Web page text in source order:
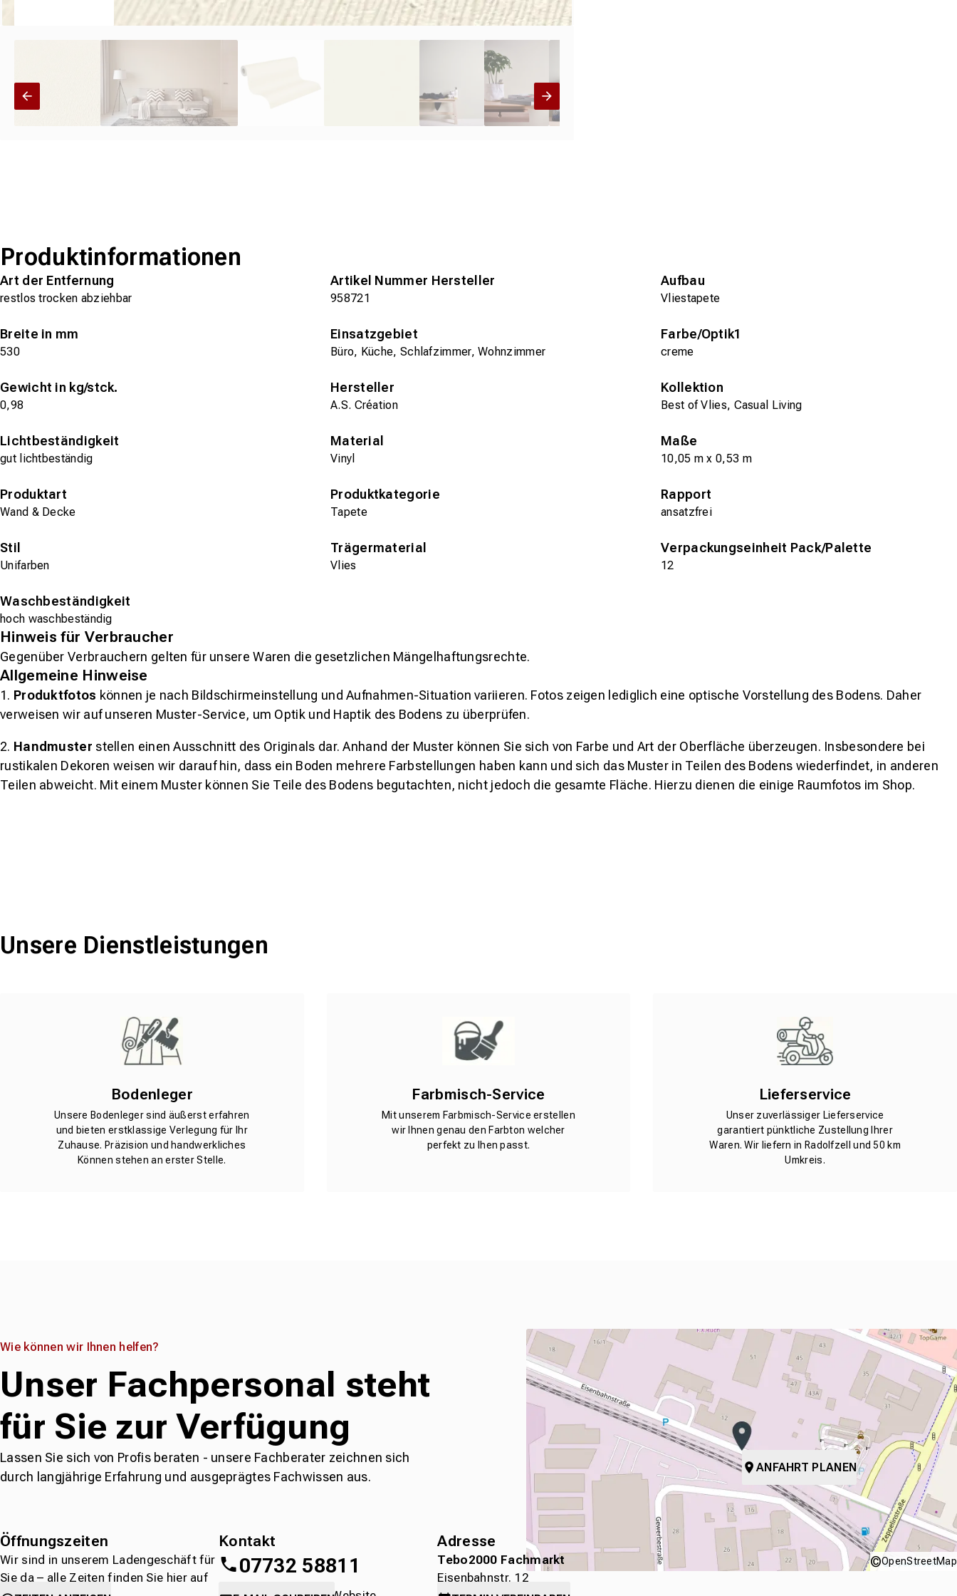
Produktinformationen
Art der Entfernung
restlos trocken abziehbar
Artikel Nummer Hersteller
958721
Aufbau
Vliestapete
Breite in mm
530
Einsatzgebiet
Büro, Küche, Schlafzimmer, Wohnzimmer
Farbe/Optik1
creme
Gewicht in kg/stck.
0,98
Hersteller
A.S. Création
Kollektion
Best of Vlies, Casual Living
Lichtbeständigkeit
gut lichtbeständig
Material
Vinyl
Maße
10,05 m x 0,53 m
Produktart
Wand & Decke
Produktkategorie
Tapete
Rapport
ansatzfrei
Stil
Unifarben
Trägermaterial
Vlies
Verpackungseinheit Pack/Palette
12
Waschbeständigkeit
hoch waschbeständig
Hinweis für Verbraucher
Gegenüber Verbrauchern gelten für unsere Waren die gesetzlichen Mängelhaftungsrechte.
Allgemeine Hinweise
1. Produktfotos können je nach Bildschirmeinstellung und Aufnahmen-Situation variieren. Fotos zeigen lediglich eine optische Vorstellung des Bodens. Daher
verweisen wir auf unseren Muster-Service, um Optik und Haptik des Bodens zu überprüfen.
2. Handmuster stellen einen Ausschnitt des Originals dar. Anhand der Muster können Sie sich von Farbe und Art der Oberfläche überzeugen. Insbesondere bei
rustikalen Dekoren weisen wir darauf hin, dass ein Boden mehrere Farbstellungen haben kann und sich das Muster in Teilen des Bodens wiederfindet, in anderen
Teilen abweicht. Mit einem Muster können Sie Teile des Bodens begutachten, nicht jedoch die gesamte Fläche. Hierzu dienen die einige Raumfotos im Shop.
Unsere Dienstleistungen
Bodenleger
Unsere Bodenleger sind äußerst erfahren
und bieten erstklassige Verlegung für Ihr
Zuhause. Präzision und handwerkliches
Können stehen an erster Stelle.
Farbmisch-Service
Mit unserem Farbmisch-Service erstellen
wir Ihnen genau den Farbton welcher
perfekt zu Ihen passt.
Lieferservice
Unser zuverlässiger Lieferservice
garantiert pünktliche Zustellung Ihrer
Waren. Wir liefern in Radolfzell und 50 km
Umkreis.
Wie können wir Ihnen helfen?
Unser Fachpersonal steht
für Sie zur Verfügung
Lassen Sie sich von Profis beraten - unsere Fachberater zeichnen sich
durch langjährige Erfahrung und ausgeprägtes Fachwissen aus.
Öffnungszeiten
Wir sind in unserem Ladengeschäft für
Sie da – alle Zeiten finden Sie hier auf
Kontakt
07732 58811
Adresse
Tebo2000 Fachmarkt
Eisenbahnstr. 12
ANFAHRT PLANEN
©OpenStreetMap